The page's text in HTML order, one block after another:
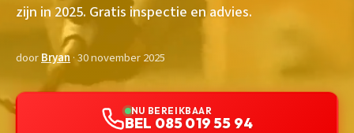
zijn in 2025. Gratis inspectie en advies.
doorBryan · 30 november 2025
NU BEREIKBAAR
BEL 085 019 55 94